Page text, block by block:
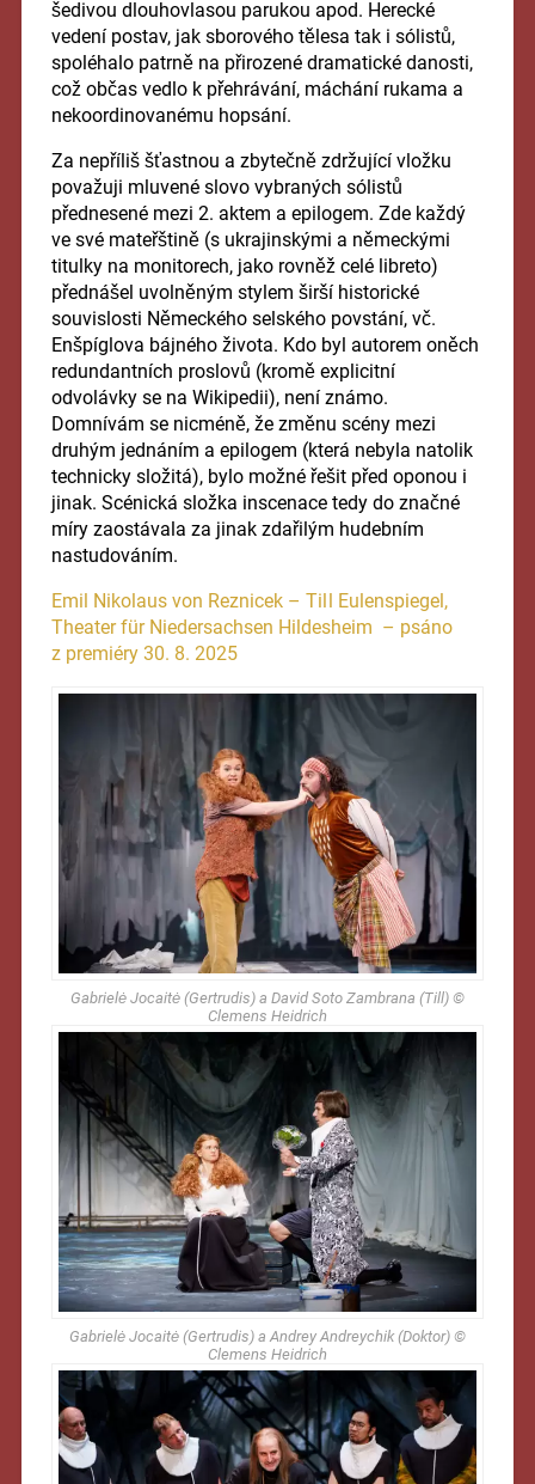
šedivou dlouhovlasou parukou apod. Herecké
vedení postav, jak sborového tělesa tak i sólistů,
spoléhalo patrně na přirozené dramatické danosti,
což občas vedlo k přehrávání, máchání rukama a
nekoordinovanému hopsání.
Za nepříliš šťastnou a zbytečně zdržující vložku
považuji mluvené slovo vybraných sólistů
přednesené mezi 2. aktem a epilogem. Zde každý
ve své mateřštině (s ukrajinskými a německými
titulky na monitorech, jako rovněž celé libreto)
přednášel uvolněným stylem širší historické
souvislosti Německého selského povstání, vč.
Enšpíglova bájného života. Kdo byl autorem oněch
redundantních proslovů (kromě explicitní
odvolávky se na Wikipedii), není známo.
Domnívám se nicméně, že změnu scény mezi
druhým jednáním a epilogem (která nebyla natolik
technicky složitá), bylo možné řešit před oponou i
jinak. Scénická složka inscenace tedy do značné
míry zaostávala za jinak zdařilým hudebním
nastudováním.
Emil Nikolaus von Reznicek – Til l Eulenspiegel,
Theater für Niedersachsen Hildesheim – psáno
z premiéry 30. 8. 2025
Gabrielė Jocaitė (Gertrudis) a David Soto Zambrana (Till) ©
Clemens Heidrich
Gabrielė Jocaitė (Gertrudis) a Andrey Andreychik (Doktor) ©
Clemens Heidrich